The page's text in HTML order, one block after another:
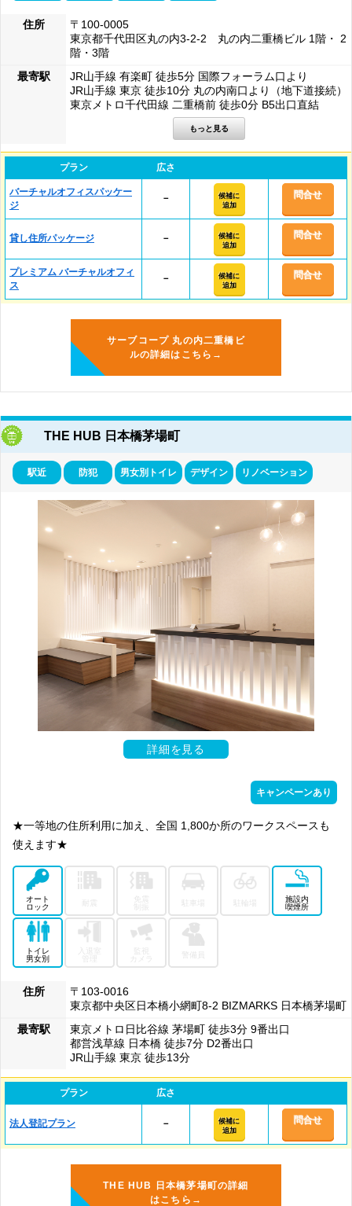
住所
〒100-0005
東京都千代田区丸の内3-2-2 丸の内二重橋ビル 1階・ 2
階・3階
最寄駅
JR山手線 有楽町 徒歩5分 国際フォーラム口より
JR山手線 東京 徒歩10分 丸の内南口より（地下道接続）
東京メトロ千代田線 二重橋前 徒歩0分 B5出口直結
プラン 広さ
バーチャルオフィスパッケー
ジ
－
候補に
追加
問合せ
貸し住所パッケージ －
候補に
追加
問合せ
プレミアム バーチャルオフィ
ス
－
候補に
追加
問合せ
サーブコープ 丸の内二重橋ビ
ルの詳細はこちら→
THE HUB 日本橋茅場町
駅近 防犯 男女別トイレ デザイン リノベーション
詳細を見る
キャンペーンあり
★一等地の住所利用に加え、全国 1,800か所のワークスペースも
使えます★
オート
ロック
施設内
喫煙所
トイレ
男女別
入退室
カメラ
警備員
住所
〒103-0016
東京都中央区日本橋小網町8-2 BIZMARKS 日本橋茅場町
最寄駅
東京メトロ日比谷線 茅場町 徒歩3分 9番出口
都営浅草線 日本橋 徒歩7分 D2番出口
JR山手線 東京 徒歩13分
プラン 広さ
法人登記プラン －
候補に
追加
問合せ
THE HUB 日本橋茅場町の詳細
はこちら→